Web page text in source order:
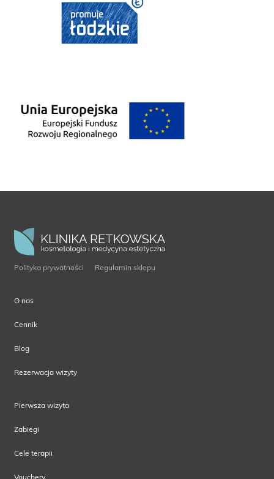
Polityka prywatności Regulamin sklepu
O nas
Cennik
Blog
Rezerwacja wizyty
Pierwsza wizyta
Zabiegi
Cele terapii